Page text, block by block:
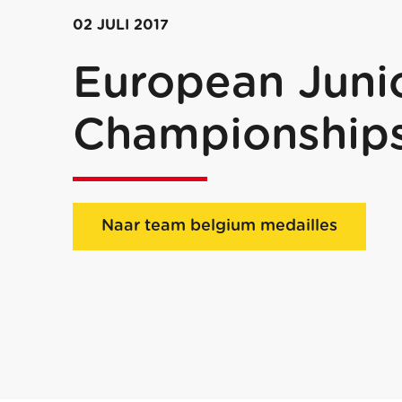
02 JULI 2017
European
Naar team belgium medailles